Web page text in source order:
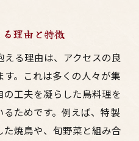
焼鳥のおすすめ部位と
と美味しさが魅力の理
楽しむ本格体験の流れ
店に学ぶ味の奥深さ
理由と特徴
る理由は、アクセスの良
。これは多くの人々が集
工夫を凝らした鳥料理を
ためです。例えば、特製
焼鳥や、旬野菜と組み合